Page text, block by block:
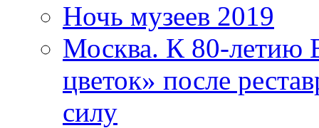
Ночь музеев 2019
Москва. К 80-
цветок» после
силу